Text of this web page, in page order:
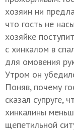
хозяин ни
что гость не
хозяйке
с хинкалом в
для омовения
Утром он
Поняв, почему
сказал супруге,
хинкалины
щепетильной